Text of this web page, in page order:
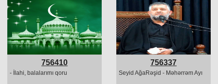
756410
- İlahi, balalarımı qoru
756337
Seyid AğaRəşid - Məhərrəm Ayı